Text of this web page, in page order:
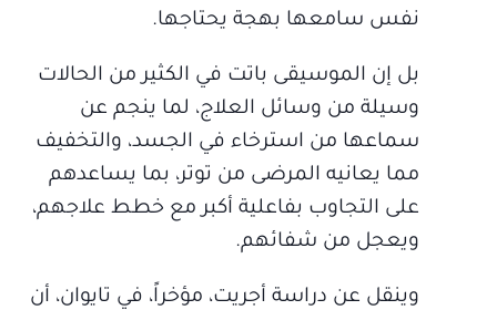
نفس سامعها بهجة يحتاجها.
بل إن الموسيقى باتت في الكثير من الحالات
وسيلة من وسائل العلاج، لما ينجم عن
سماعها من استرخاء في الجسد، والتخفيف
مما يعانيه المرضى من توتر، بما يساعدهم
على التجاوب بفاعلية أكبر مع خطط علاجهم،
ويعجل من شفائهم.
وينقل عن دراسة أجريت، مؤخراً، في تايوان، أن